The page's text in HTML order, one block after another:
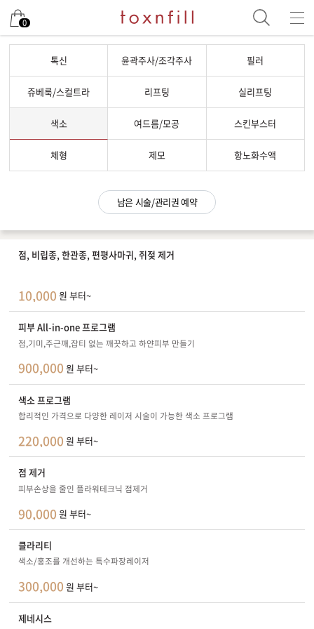
0
톡신 윤곽주사/조각주사 필러
쥬베룩/스컬트라 리프팅 실리프팅
색소 여드름/모공 스킨부스터
체형 제모 항노화수액
남은 시술/관리권 예약
점, 비립종, 한관종, 편평사마귀, 쥐젖 제거
10,000 원 부터~
피부 All-in-one 프로그램
점,기미,주근깨,잡티 없는 깨끗하고 하얀피부 만들기
900,000 원 부터~
색소 프로그램
합리적인 가격으로 다양한 레이저 시술이 가능한 색소 프로그램
220,000 원 부터~
점 제거
피부손상을 줄인 플라워테크닉 점제거
90,000 원 부터~
클라리티
색소/홍조를 개선하는 특수파장레이저
300,000 원 부터~
제네시스
남은 시술/관리권 예약
남은 시술/관리권 종류 선택
색소
여드름/모공
스킨부스터